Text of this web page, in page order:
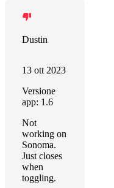
Dustin
13 ott 2023
Versione
app: 1.6
Not
working on
Sonoma.
Just closes
when
toggling.